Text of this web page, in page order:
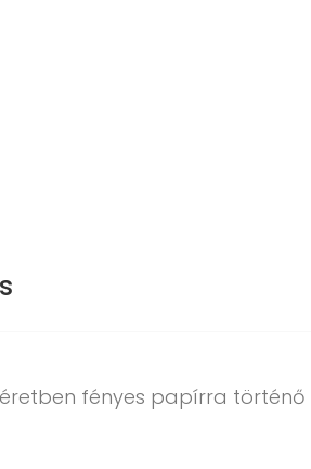
fényes papírra